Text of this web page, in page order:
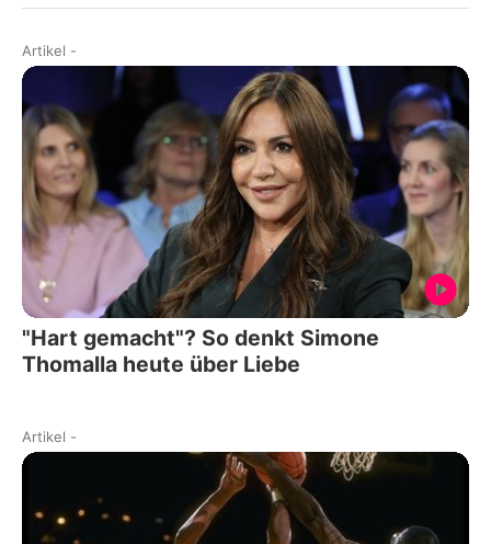
Artikel -
"Hart gemacht"? So denkt Simone
Thomalla heute über Liebe
Artikel -